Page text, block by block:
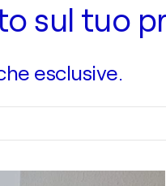
sul tuo
esclusive.